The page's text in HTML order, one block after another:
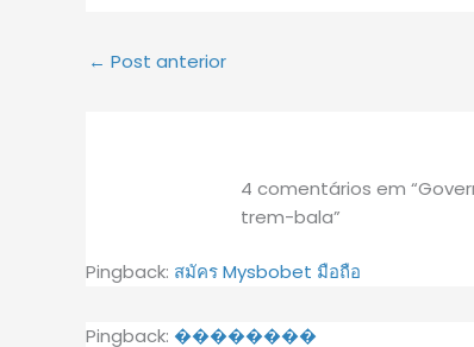
← Post anterior
4 comentários em
trem-bala”
Pingback: สมัคร Mysbobet มือถือ
Pingback: ��������